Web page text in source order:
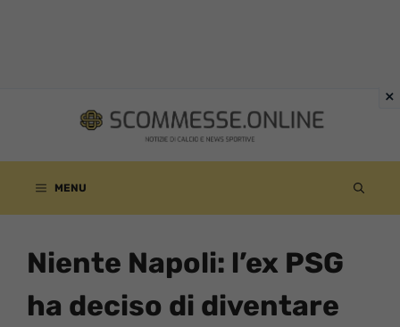
contenuto
MENU
Niente Napoli: l’ex PSG
ha deciso di diventare